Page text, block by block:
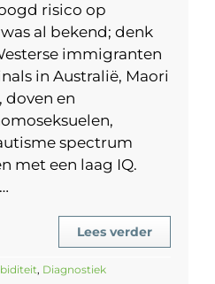
risico op
al bekend; denk
immigranten
in Australië, Maori
doven en
spectrum
met een laag IQ.
Lees verder
, Diagnostiek